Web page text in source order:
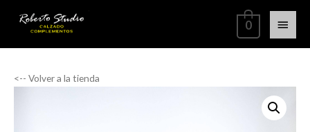
0
<-- Volver a la tienda